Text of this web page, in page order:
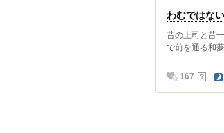
わむではな
昔の上司と昔
で前を通る和
167 ？